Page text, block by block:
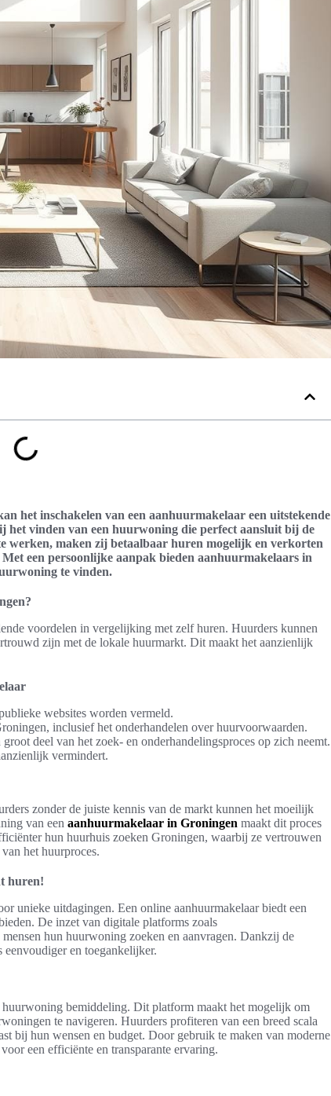
het inschakelen van een aanhuurmakelaar een uitstekende
het vinden van een huurwoning die perfect aansluit bij de
werken, maken zij betaalbaar huren mogelijk en verkorten
een persoonlijke aanpak bieden aanhuurmakelaars in
te vinden.
voordelen in vergelijking met zelf huren. Huurders kunnen
zijn met de lokale huurmarkt. Dit maakt het aanzienlijk
websites worden vermeld.
inclusief het onderhandelen over huurvoorwaarden.
deel van het zoek- en onderhandelingsproces op zich neemt.
vermindert.
zonder de juiste kennis van de markt kunnen het moeilijk
van een aanhuurmakelaar in Groningen maakt dit proces
hun huurhuis zoeken Groningen, waarbij ze vertrouwen
het huurproces.
huren!
unieke uitdagingen. Een online aanhuurmakelaar biedt een
De inzet van digitale platforms zoals
hun huurwoning zoeken en aanvragen. Dankzij de
en toegankelijker.
bemiddeling. Dit platform maakt het mogelijk om
te navigeren. Huurders profiteren van een breed scala
bij hun wensen en budget. Door gebruik te maken van moderne
een efficiënte en transparante ervaring.